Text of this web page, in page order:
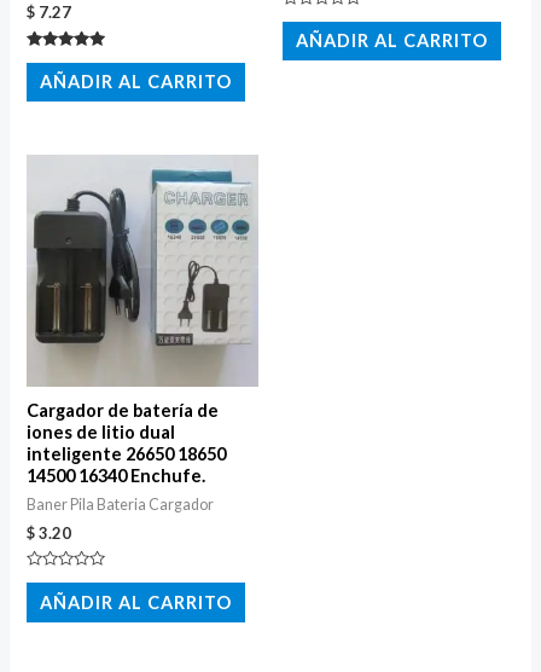
$ 7.27
Valorado
con
5.00
de 5
AÑADIR AL CARRITO
Valorado
con
de
AÑADIR AL CARRITO
Cargador de batería de
iones de litio dual
inteligente 26650 18650
14500 16340 Enchufe.
Baner Pila Bateria Cargador
$3.20
Valorado
con
de
AÑADIR AL CARRITO